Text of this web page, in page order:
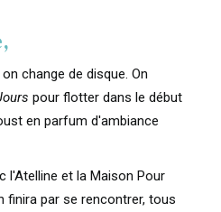
change de disque. On
pour flotter dans le début
en parfum d'ambiance
l'Atelline et la Maison Pour
finira par se rencontrer, tous